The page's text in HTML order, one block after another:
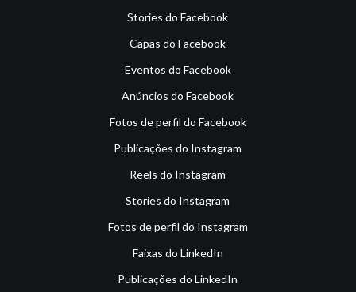
Stories do Facebook
Capas do Facebook
Eventos do Facebook
Anúncios do Facebook
Fotos de perfil do Facebook
Publicações do Instagram
Reels do Instagram
Stories do Instagram
Fotos de perfil do Instagram
Faixas do LinkedIn
Publicações do LinkedIn